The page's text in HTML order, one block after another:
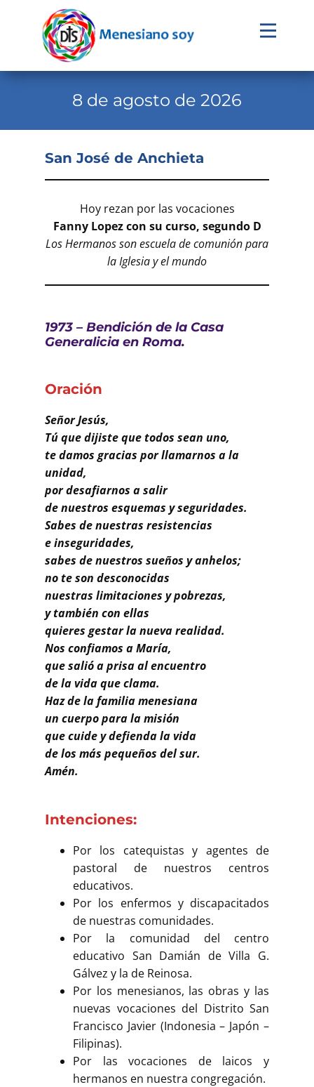
Evangelio
Institucional
Familia Menesiana
Pastoral Vocacional
Contacto
Buscar
8 de agosto de 2026
San José de Anchieta
Hoy rezan por las vocaciones
Fanny Lopez con su curso, segundo D
Los Hermanos son escuela de comunión para
la Iglesia y el mundo
1973 – Bendición de la Casa
Generalicia en Roma.
Oración
Señor Jesús,
Tú que dijiste que todos sean uno,
te damos gracias por llamarnos a la
unidad,
por desafiarnos a salir
de nuestros esquemas y seguridades.
Sabes de nuestras resistencias
e inseguridades,
sabes de nuestros sueños y anhelos;
no te son desconocidas
nuestras limitaciones y pobrezas,
y también con ellas
quieres gestar la nueva realidad.
Nos confiamos a María,
que salió a prisa al encuentro
de la vida que clama.
Haz de la familia menesiana
un cuerpo para la misión
que cuide y defienda la vida
de los más pequeños del sur.
Amén.
Intenciones:
Por los catequistas y agentes de
pastoral de nuestros centros
educativos.
Por los enfermos y discapacitados
de nuestras comunidades.
Por la comunidad del centro
educativo San Damián de Villa G.
Gálvez y la de Reinosa.
Por los menesianos, las obras y las
nuevas vocaciones del Distrito San
Francisco Javier (Indonesia – Japón –
Filipinas).
Por las vocaciones de laicos y
hermanos en nuestra congregación.